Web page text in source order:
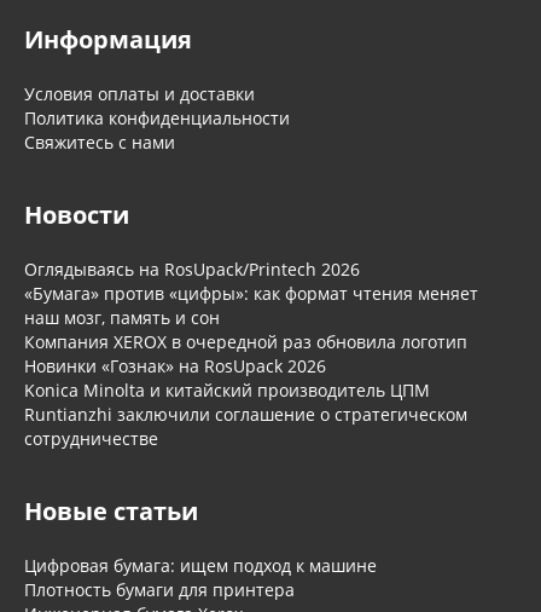
Информация
Условия оплаты и доставки
Политика конфиденциальности
Свяжитесь с нами
Новости
Оглядываясь на RosUpack/Printech 2026
«Бумага» против «цифры»: как формат чтения меняет
наш мозг, память и сон
Компания XEROX в очередной раз обновила логотип
Новинки «Гознак» на RosUpack 2026
Konica Minolta и китайский производитель ЦПМ
Runtianzhi заключили соглашение о стратегическом
сотрудничестве
Новые статьи
Цифровая бумага: ищем подход к машине
Плотность бумаги для принтера